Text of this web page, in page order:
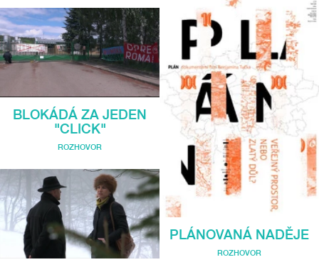
BLOKÁDÁ ZA JEDEN
"CLICK"
ROZHOVOR
PLÁNOVANÁ NADĚJE
ROZHOVOR